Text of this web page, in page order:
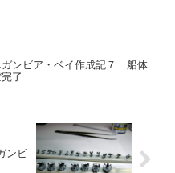
ガンビア・ベイ作成記７ 船体
了
ンビ